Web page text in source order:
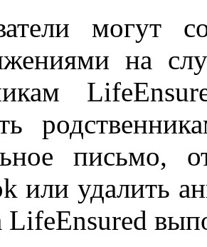
могут
на
письмо,
или удалить
LifeEnsured